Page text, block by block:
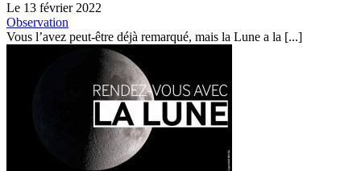
Le 13 février 2022
Observation
Vous l’avez peut-être déjà remarqué, mais la Lune a la [...]